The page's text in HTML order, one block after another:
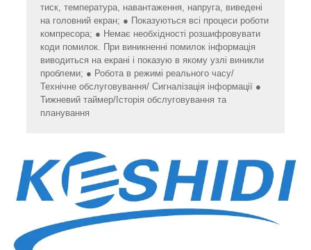
тиск, температура, навантаження, напруга, виведені
на головний екран; ● Показуються всі процеси роботи
компресора; ● Немає необхідності розшифровувати
коди помилок. При виникненні помилок інформація
виводиться на екрані і показую в якому узлі виникли
проблеми; ● Робота в режимі реального часу/
Технічне обслуговування/ Сигналізація інформації ●
Тижневий таймер/Історія обслуговування та
планування